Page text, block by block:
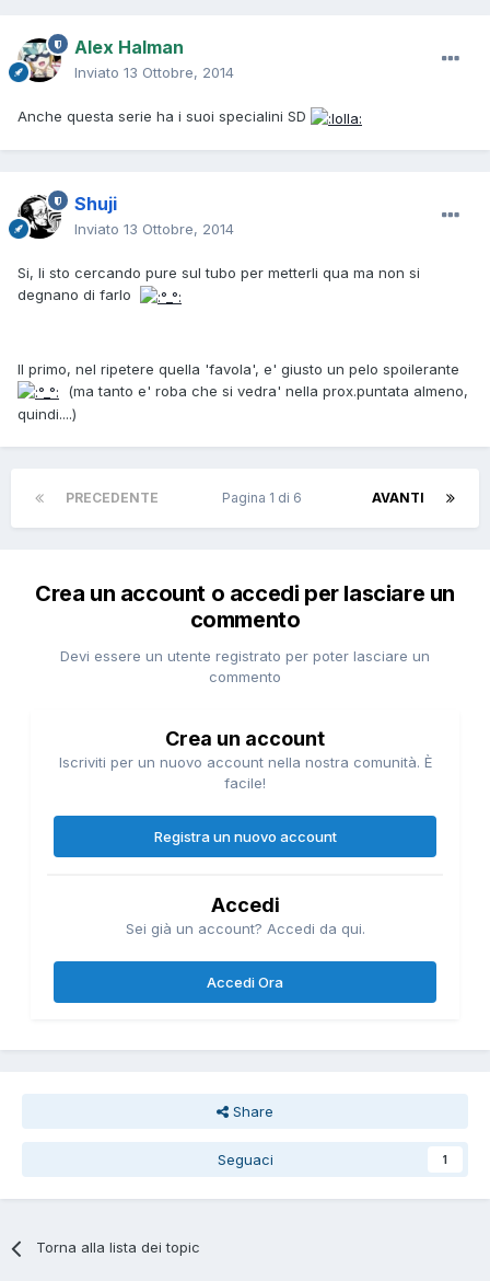
Alex Halman
Inviato 13 Ottobre, 2014
Anche questa serie ha i suoi specialini SD
Shuji
Inviato 13 Ottobre, 2014
Si, li sto cercando pure sul tubo per metterli qua ma non si
degnano di farlo
Il primo, nel ripetere quella 'favola', e' giusto un pelo spoilerante
(ma tanto e' roba che si vedra' nella prox.puntata almeno,
quindi....)
PRECEDENTE AVANTI
Pagina 1 di 6
Crea un account o accedi per lasciare un
commento
Devi essere un utente registrato per poter lasciare un
commento
Crea un account
Iscriviti per un nuovo account nella nostra comunità. È
facile!
Registra un nuovo account
Accedi
Sei già un account? Accedi da qui.
Accedi Ora
Share
Seguaci 1
Torna alla lista dei topic